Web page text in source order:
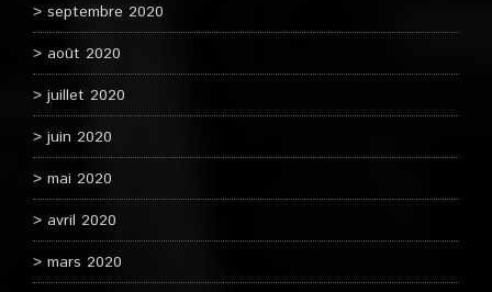
septembre 2020
août 2020
juillet 2020
juin 2020
mai 2020
avril 2020
mars 2020